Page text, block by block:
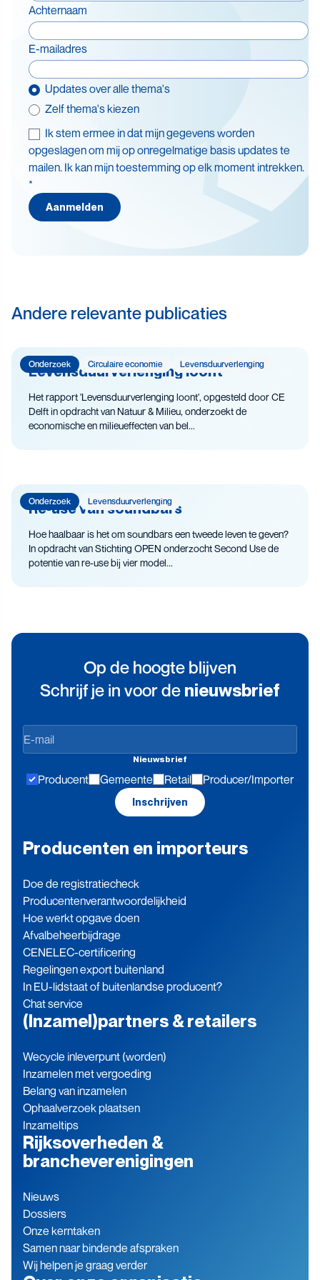
Achternaam
E-mailadres
Updates over alle thema's
Zelf thema's kiezen
Thema's
Batterijen
Circulaire economie
Ik stem ermee in dat mijn gegevens worden
opgeslagen om mij op onregelmatige basis updates te
mailen. Ik kan mijn toestemming op elk moment intrekken.
*
Aanmelden
Andere relevante publicaties
Onderzoek Circulaire economie Levensduur­verlenging
Levensduurverlenging loont
Het rapport 'Levensduurverlenging loont', opgesteld door CE
Delft in opdracht van Natuur & Milieu, onderzoekt de
economische en milieueffecten van bel...
Onderzoek Levensduur­verlenging
Re-use van soundbars
Hoe haalbaar is het om soundbars een tweede leven te geven?
In opdracht van Stichting OPEN onderzocht Second Use de
potentie van re-use bij vier model...
Op de hoogte blijven
Schrijf je in voor de nieuwsbrief
Op
de
blijven
Nieuwsbrief
Producent Gemeente Retail Producer/Importer
Inschrijven
Producenten en importeurs
Doe de registratiecheck
Producenten­verantwoordelijkheid
Hoe werkt opgave doen
Afvalbeheerbijdrage
CENELEC-certificering
Regelingen export buitenland
In EU-lidstaat of buitenlandse producent?
Chat service
(Inzamel)partners & retailers
Wecycle inleverpunt (worden)
Inzamelen met vergoeding
Belang van inzamelen
Ophaalverzoek plaatsen
Inzameltips
Rijksoverheden &
brancheverenigingen
Nieuws
Dossiers
Onze kerntaken
Samen naar bindende afspraken
Wij helpen je graag verder